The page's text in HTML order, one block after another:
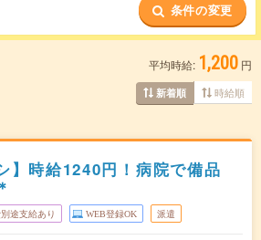
条件の変更
平均時給: 1,200 円
新着順 時給順
】時給1240円！病院で備品
途支給あり WEB登録OK 派遣